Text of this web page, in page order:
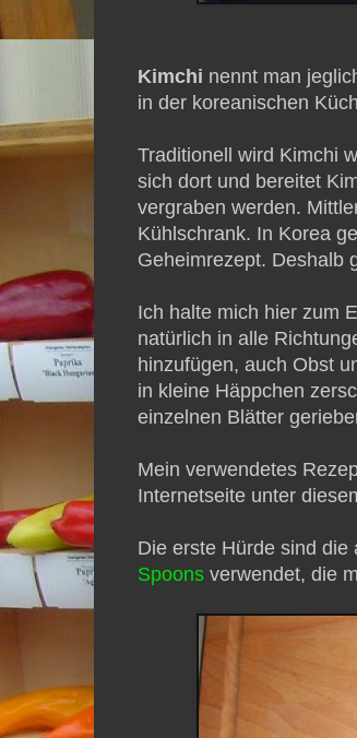
Kimchi nennt man
in der koreanischen
Traditionell wird Kimchi
sich dort und bereitet
vergraben werden.
Kühlschrank. In Korea
Geheimrezept. Deshalb
Ich halte mich hier zum
natürlich in alle
hinzufügen, auch Obst
in kleine Häppchen
einzelnen Blätter
Mein verwendetes
Internetseite unter
Die erste Hürde sind
Spoons verwendet, die